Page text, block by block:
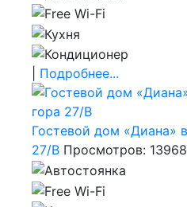
Подробнее...
Гостевой дом «Диана»
27/В Просмотров: